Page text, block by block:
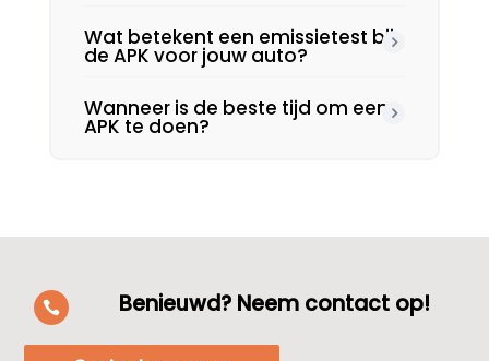
Wat betekent een emissietest bij
de APK voor jouw auto?
Wanneer is de beste tijd om een
APK te doen?
 Benieuwd? Neem contact op!